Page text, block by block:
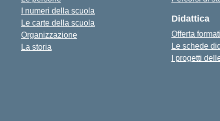
I numeri della scuola
Le carte della scuola
Organizzazione
La storia
Didattica
Offerta
Le schede
I progetti